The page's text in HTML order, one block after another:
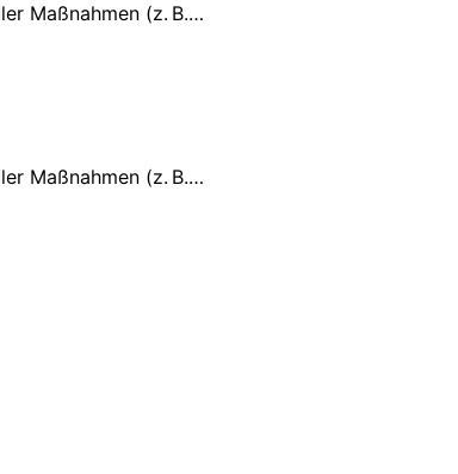
Maßnahmen (z. B.…
Maßnahmen (z. B.…